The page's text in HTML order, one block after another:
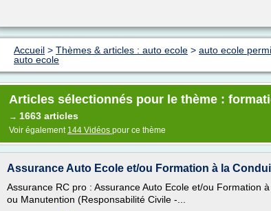
Accueil > Thèmes & articles : auto ecole > auto ecole
auto ecole
Articles sélectionnés pour le thème :
→ 1663 articles
Voir également 144 Vidéos pour ce thème
Assurance Auto Ecole et/ou Formation à la
Assurance RC pro : Assurance Auto Ecole et/ou Formation
ou Manutention (Responsabilité Civile -...